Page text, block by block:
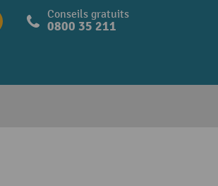
Conseils gratuits
0800 35 211